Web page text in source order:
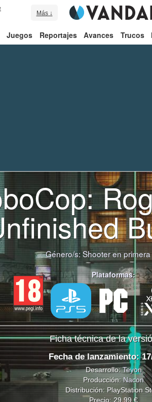
Más ↓
Juegos Reportajes Avances Trucos
Género/s:Shooter en
Plataformas:
Ficha técnica de la
Fecha de lanzamiento:
Desarrollo:Teyon
Producción:Nacon
Distribución: PlayStation
Precio: 29.99 €